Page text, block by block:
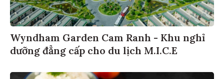
Wyndham Garden Cam Ranh - Khu nghỉ
dưỡng đẳng cấp cho du lịch M.I.C.E